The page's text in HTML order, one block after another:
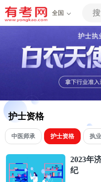
全国
护士资格
中医师承 护士资格 执
2023年
纪